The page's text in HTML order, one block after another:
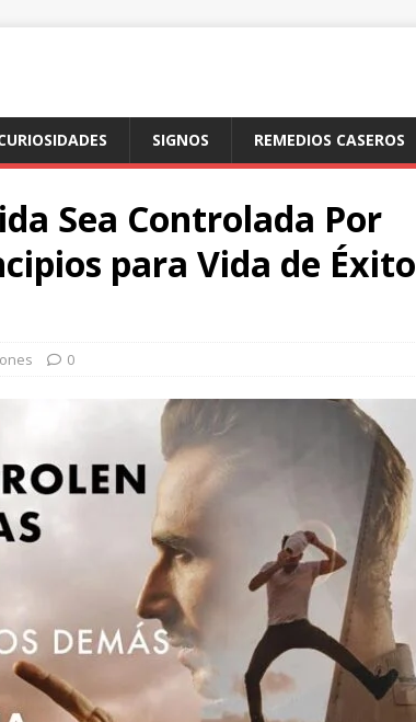
SIGNOS REMEDIOS CASEROS
Sea Controlada Por
para Vida de Éxito
0